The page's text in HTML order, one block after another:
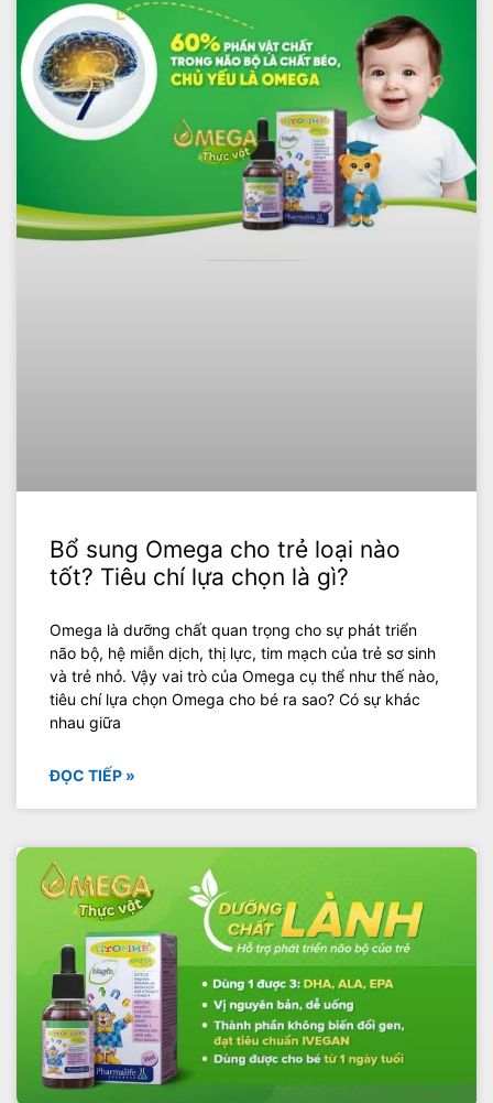
Bổ sung Omega cho trẻ loại nào
tốt? Tiêu chí lựa chọn là gì?
Omega là dưỡng chất quan trọng cho sự phát triển
não bộ, hệ miễn dịch, thị lực, tim mạch của trẻ sơ sinh
và trẻ nhỏ. Vậy vai trò của Omega cụ thể như thế nào,
tiêu chí lựa chọn Omega cho bé ra sao? Có sự khác
nhau giữa
ĐỌC TIẾP »